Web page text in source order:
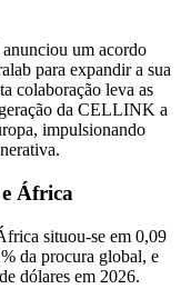
um acordo
para expandir a sua
colaboração leva as
da CELLINK a
impulsionando
África
situou-se em 0,09
da procura global, e
dólares em 2026.